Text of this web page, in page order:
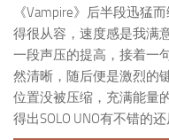
《Vampire》后半段迅猛
得很从容，速度感是我满
一段声压的提高，接着一
然清晰，随后便是激烈的
位置没被压缩，充满能量
得出SOLO UNO有不错的还